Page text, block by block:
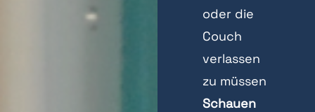
oder die
Couch
verlassen
zu müssen
Schauen